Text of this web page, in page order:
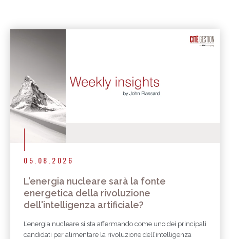
05.08.2026
L'energia nucleare sarà la fonte
energetica della rivoluzione
dell'intelligenza artificiale?
L’energia nucleare si sta affermando come uno dei principali
candidati per alimentare la rivoluzione dell’intelligenza